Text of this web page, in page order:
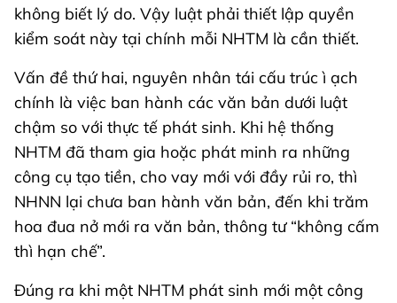
không biết lý do. Vậy luật phải thiết lập quyền
kiểm soát này tại chính mỗi NHTM là cần thiết.
Vấn đề thứ hai, nguyên nhân tái cấu trúc ì ạch
chính là việc ban hành các văn bản dưới luật
chậm so với thực tế phát sinh. Khi hệ thống
NHTM đã tham gia hoặc phát minh ra những
công cụ tạo tiền, cho vay mới với đầy rủi ro, thì
NHNN lại chưa ban hành văn bản, đến khi trăm
hoa đua nở mới ra văn bản, thông tư “không cấm
thì hạn chế”.
Đúng ra khi một NHTM phát sinh mới một công